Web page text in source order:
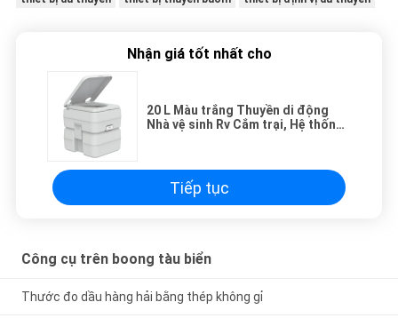
Nhận giá tốt nhất cho
20 L Màu trắng Thuyền di động
Nhà vệ sinh Rv Cắm trại, Hệ thống
Tiếp tục
Công cụ trên boong tàu biển
Thước đo dầu hàng hải bằng thép không gỉ